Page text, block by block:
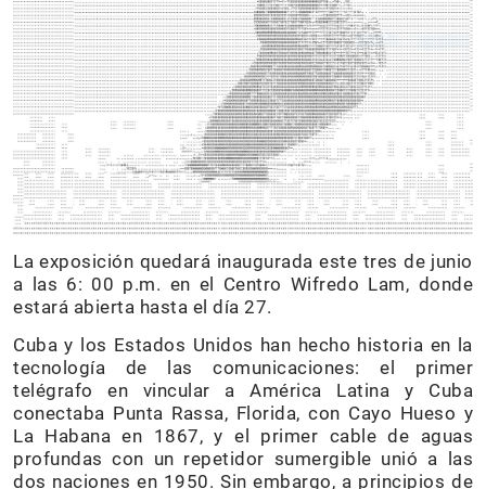
La exposición quedará inaugurada este tres de junio
a las 6: 00 p.m. en el Centro Wifredo Lam, donde
estará abierta hasta el día 27.
Cuba y los Estados Unidos han hecho historia en la
tecnología de las comunicaciones: el primer
telégrafo en vincular a América Latina y Cuba
conectaba Punta Rassa, Florida, con Cayo Hueso y
La Habana en 1867, y el primer cable de aguas
profundas con un repetidor sumergible unió a las
dos naciones en 1950. Sin embargo, a principios de